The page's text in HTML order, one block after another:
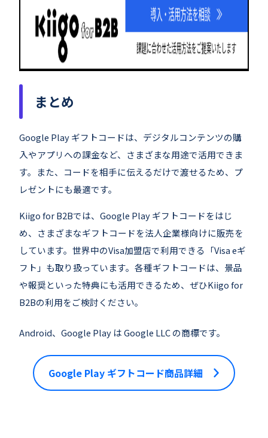
まとめ
Google Play ギフトコードは、デジタルコンテンツの購
入やアプリへの課金など、さまざまな用途で活用できま
す。また、コードを相手に伝えるだけで渡せるため、プ
レゼントにも最適です。
Kiigo for B2Bでは、Google Play ギフトコードをはじ
め、さまざまなギフトコードを法人企業様向けに販売を
しています。世界中のVisa加盟店で利用できる「Visa eギ
フト」も取り扱っています。各種ギフトコードは、景品
や報奨といった特典にも活用できるため、ぜひKiigo for
B2Bの利用をご検討ください。
Android、Google Play は Google LLC の商標です。
Google Play ギフトコード商品詳細